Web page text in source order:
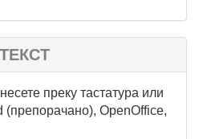
преку тастатура или
(препорачано), OpenOffice,